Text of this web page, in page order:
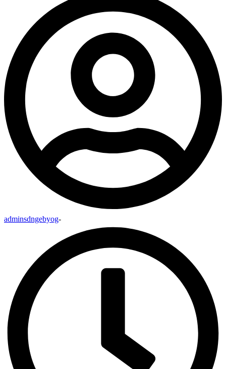
adminsdngebyog-